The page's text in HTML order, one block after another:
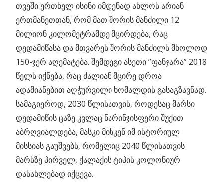
თვეში ერთხელ ისინი იმდენად ახლოს არიან
ერთმანეთთან, რომ მათ შორის მანძილი 12
მილიონ კილომეტრამდე მცირდება, რაც
დედამიწასა და მთვარეს შორის მანძილს მხოლოდ
150-ჯერ აღემატება. შემდეგი ასეთი ”ფანჯარა” 2018
წელს იქნება, რაც ძალიან მცირე დროა
ადამიანებით აღჭურვილი ხომალდის გასაგზავნად.
სამაგიეროდ, 2030 წლისათვის, როდესაც მარსი
დედამიწის ცაზე კვლაც ნარინჯისფერი შუქით
აბრღვიალდება, მასკი მისკენ იმ ისტორიულ
მისსიას გაუშვებს, რომელიც 2040 წლისათვის
მარსზე პირველ, ქალაქის ტიპის კოლონიურ
დასახლებად იქცევა.